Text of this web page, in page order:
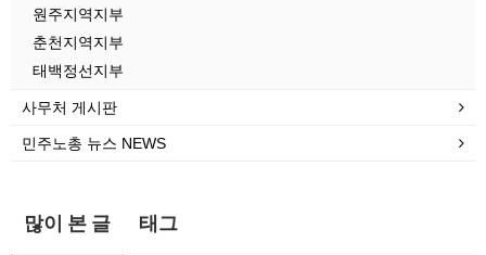
원주지역지부
춘천지역지부
태백정선지부
사무처 게시판
민주노총 뉴스 NEWS
많이 본 글 태그